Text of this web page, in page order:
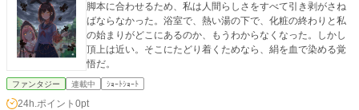
脚本に合わせるため、私は人間らしさをすべて引き剥がさね
ばならなかった。浴室で、熱い湯の下で、化粧の終わりと私
の始まりがどこにあるのか、もうわからなくなった。しかし
頂上は近い。そこにたどり着くためなら、絹を血で染める覚
悟だ。
ファンタジー 連載中 ｼｮｰﾄｼｮｰﾄ
24h.ポイント 0pt